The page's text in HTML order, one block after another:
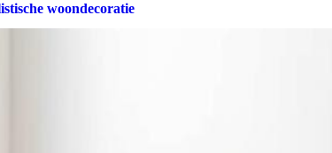
woondecoratie